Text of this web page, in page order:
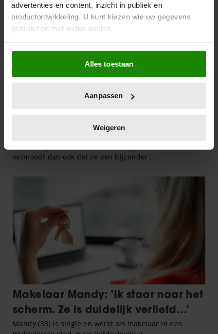
advertenties en content, inzicht in publiek en
productontwikkeling. U kunt kiezen wie uw gegevens
gebruikt en met welke doelen.
Als u het toestaat, willen we ook graag:
Informatie verzamelen over uw geografische
locatie, die tot een paar meter nauwkeurig kan zijn
scannen op specifieke eigenschappen (fingerprinting)
verwerkt en stel uw voorkeuren in het
intrekken in de Cookieverklaring.
informatie over uw gebruik van onze site met onze
partners voor social media, adverteren en analyse. Deze
partners kunnen deze gegevens combineren met andere
informatie die u aan ze heeft verstrekt of die ze hebben
verzameld op basis van uw gebruik van hun services. U
gaat akkoord met onze cookies als u onze website blijft
Alles toestaan
Aanpassen
Weigeren